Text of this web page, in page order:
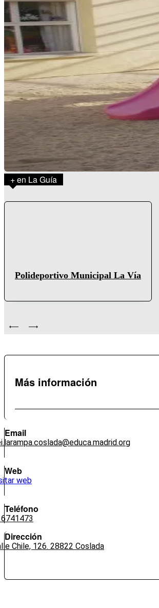
+ en La Guía
Polideportivo Municipal La Vía
Más información
Email
Web
web
Teléfono
Dirección
Chile, 126. 28822 Coslada